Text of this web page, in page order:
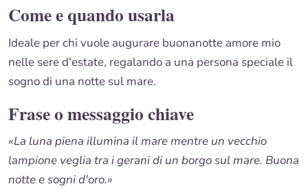
Come e quando usarla
Ideale per chi vuole augurare buonanotte amore mio
nelle sere d'estate, regalando a una persona speciale il
sogno di una notte sul mare.
Frase o messaggio chiave
«La luna piena illumina il mare mentre un vecchio
lampione veglia tra i gerani di un borgo sul mare. Buona
notte e sogni d'oro.»